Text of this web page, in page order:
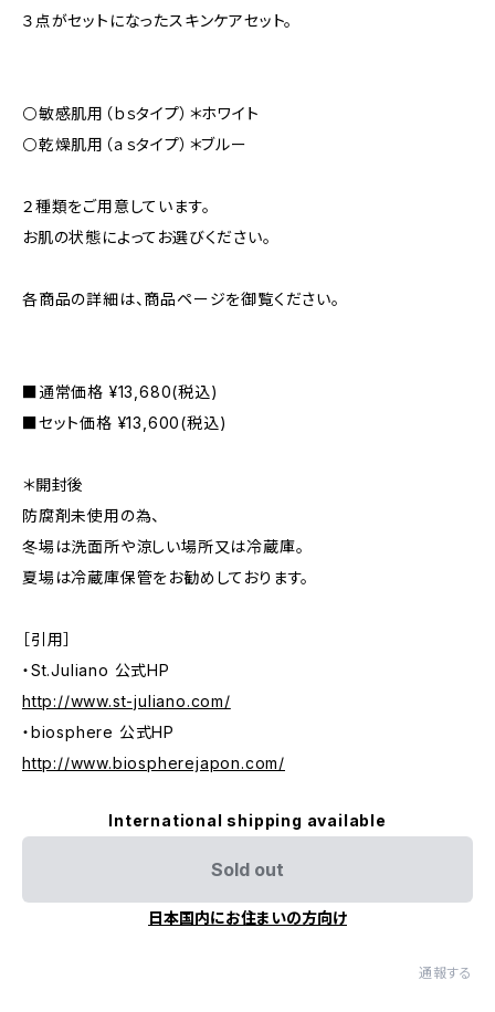
３点がセットになったスキンケアセット。
⚪️敏感肌用（ｂｓタイプ）＊ホワイト
⚪️乾燥肌用（ａｓタイプ）＊ブルー
２種類をご用意しています。
お肌の状態によってお選びください。
各商品の詳細は、商品ページを御覧ください。
■通常価格 ¥13,680(税込)
■セット価格 ¥13,600(税込)
＊開封後
防腐剤未使用の為、
冬場は洗面所や涼しい場所又は冷蔵庫。
夏場は冷蔵庫保管をお勧めしております。
［引用］
・St.Juliano 公式HP
http://www.st-juliano.com/
・biosphere 公式HP
http://www.biospherejapon.com/
International shipping available
Sold out
日本国内にお住まいの方向け
通報する